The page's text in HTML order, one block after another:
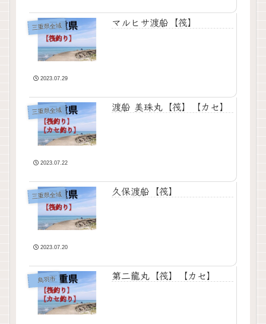
三重県全域 マルヒサ渡船【筏】
2023.07.29
三重県全域 渡船 美珠丸【筏】【カセ】
2023.07.22
三重県全域 久保渡船【筏】
2023.07.20
鳥羽市 第二龍丸【筏】【カセ】